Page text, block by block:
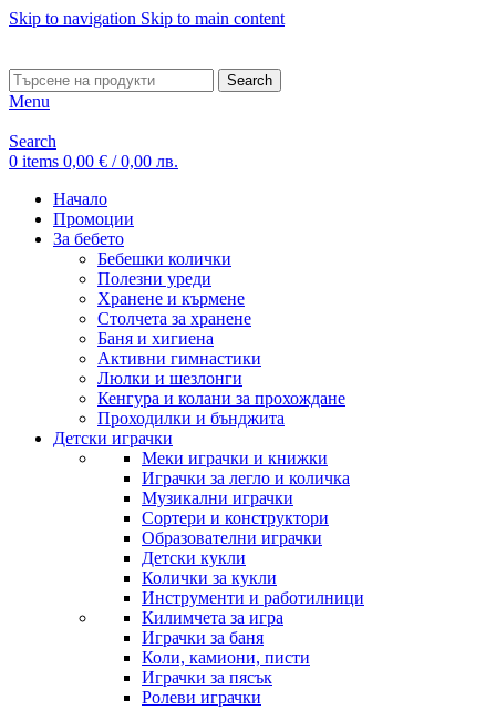
Skip to navigation Skip to main content
Search
Menu
Search
0 items 0,00 € / 0,00 лв.
Начало
Промоции
За бебето
Бебешки колички
Полезни уреди
Хранене и кърмене
Столчета за хранене
Баня и хигиена
Активни гимнастики
Люлки и шезлонги
Кенгура и колани за прохождане
Проходилки и бънджита
Детски играчки
Меки играчки и книжки
Играчки за легло и количка
Музикални играчки
Сортери и конструктори
Образователни играчки
Детски кукли
Колички за кукли
Инструменти и работилници
Килимчета за игра
Играчки за баня
Коли, камиони, писти
Играчки за пясък
Ролеви играчки